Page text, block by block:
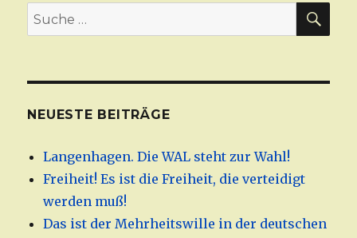
Suche
nach:
NEUESTE BEITRÄGE
Langenhagen. Die WAL steht zur Wahl!
Freiheit! Es ist die Freiheit, die verteidigt
werden muß!
Das ist der Mehrheitswille in der deutschen